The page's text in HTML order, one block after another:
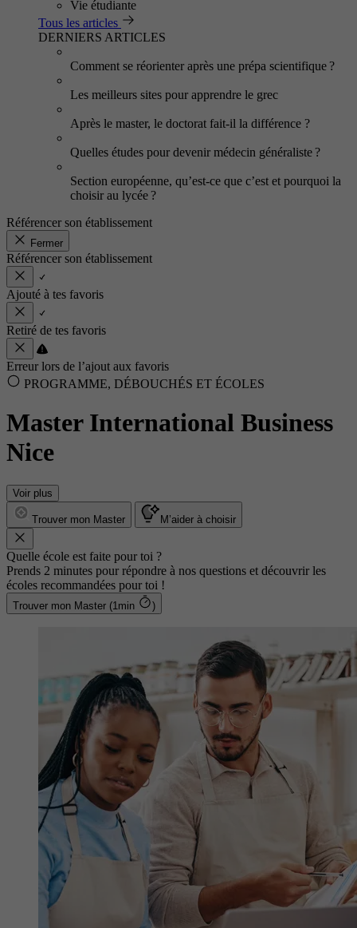
Vie étudiante
Tous les articles
DERNIERS ARTICLES
Comment se réorienter après une prépa scientifique ?
Les meilleurs sites pour apprendre le grec
Après le master, le doctorat fait-il la différence ?
Quelles études pour devenir médecin généraliste ?
Section européenne, qu’est-ce que c’est et pourquoi la
choisir au lycée ?
Référencer son établissement
Fermer
Référencer son établissement
Ajouté à tes favoris
Retiré de tes favoris
Erreur lors de l’ajout aux favoris
PROGRAMME, DÉBOUCHÉS ET ÉCOLES
Master International Business
Nice
Voir plus
Trouver mon Master M’aider à choisir
Quelle école est faite pour toi ?
Prends 2 minutes pour répondre à nos questions et découvrir les
écoles recommandées pour toi !
Trouver mon Master (1min )